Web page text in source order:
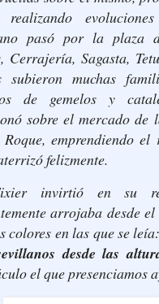
realizando
pasó por la plaza
Cerrajería, Sagasta,
subieron muchas
de gemelos y
sobre el mercado
Roque, emprendiendo
felizmente.
invirtió en su
arrojaba desde
colores en las que se
desde las
el que presenciamos